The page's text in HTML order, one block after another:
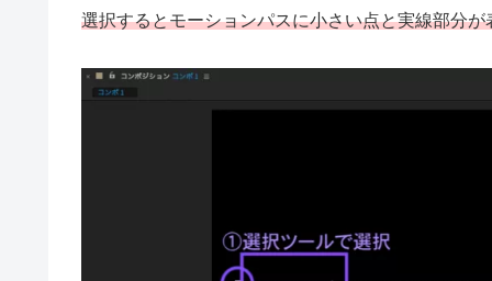
選択するとモーションパスに小さい点と実線部分